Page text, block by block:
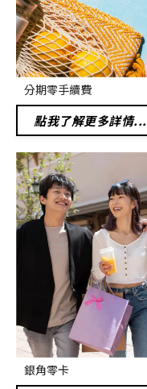
分期零手續費
點我了解更多詳情...
銀角零卡